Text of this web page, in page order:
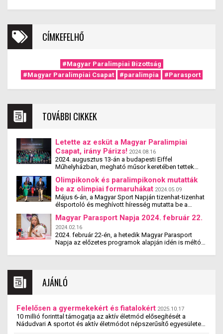
CÍMKEFELHŐ
#Magyar Paralimpiai Bizottság
#Magyar Paralimpiai Csapat
#paralimpia #Parasport
TOVÁBBI CIKKEK
Letette az esküt a Magyar Paralimpiai
Csapat, irány Párizs! 2024.08.16
2024. augusztus 13-án a budapesti Eiffel
Műhelyházban, megható műsor keretében tettek
edzői, sport- és egészségügyi szakemberei,
stábtagjai, a csapatiroda munkatársai, valamint a
játékokon résztvevő hivatalos delegáltak,
játékvezetők, bírók és sportvezetők. Az eskü
paralimpiai érmes vívó, Rescsik Csaba Európa-
bajnoki ezüstérmes sportlövő, Karnok Marcell kajak-
kenu edző és Karakas Hedvig, a Nemzetközi Judo
Szövetség elnöki irodájának munkatársa után
ismételték a csapattagok. Az eseményen a Magyar
Paralimpiai Bizottság díjait is átadták, valamint itt
Olimpikonok és paralimpikonok mutatták
be az olimpiai formaruhákat 2024.05.09
Május 6-án, a Magyar Sport Napján tizenhat-tizenhat
élsportoló és meghívott híresség mutatta be a
tervezett olimpiai formaruhákat. A párizsi olimpia és
paralimpia nyitóünnepségére a bevonuló ruházatot a
Heavy Tools tervezi és készíti, míg a sportruházatok
az Adidas és a Tisza, az ünneplő ruházatok pedig a
készülnek. (X)
Magyar Parasport Napja 2024. február 22.
2024.02.16
2024. február 22-én, a hetedik Magyar Parasport
Napja az előzetes programok alapján idén is méltó
megfelelően, koszorúzással emlékezik meg a
konferenciát szervezk Együtt erősebben, mint
valaha! címmel.
AJÁNLÓ
Felelősen a gyermekekért és fiatalokért 2025.10.17
10 millió forinttal támogatja az aktív életmód elősegítését a
Nádudvari A sportot és aktív életmódot népszerűsítő egyesületek,